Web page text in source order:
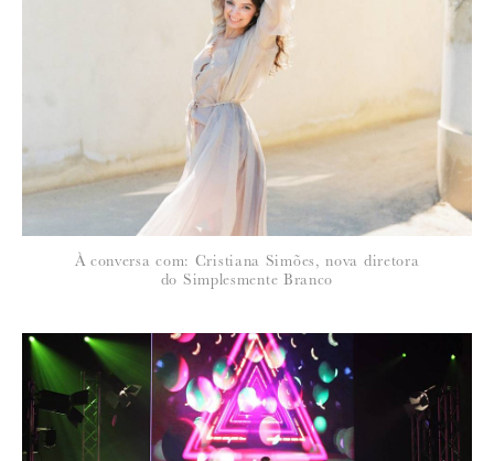
Para saber como tratamos e protegemos os seus dados, leia a nossa
À conversa com: Cristiana Simões, nova diretora
do Simplesmente Branco